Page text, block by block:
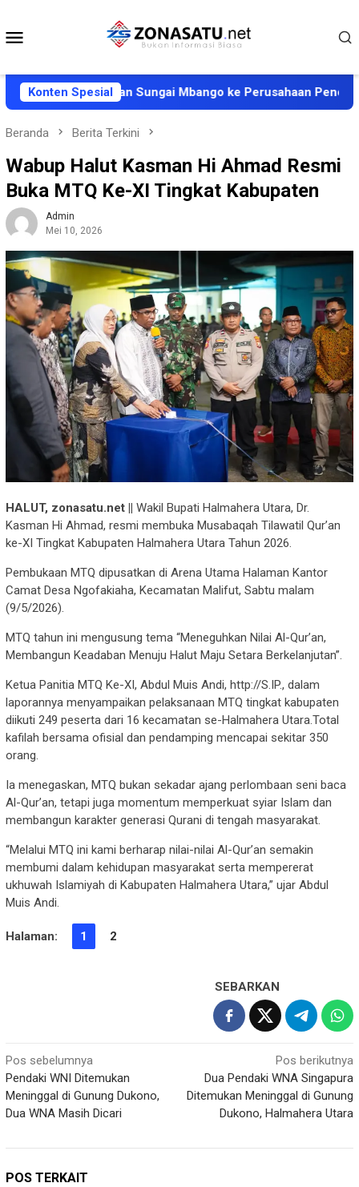
konten
Konten Spesial
dan Perbaikan Sungai Mbango ke Perusahaan Pencemar
Beranda Berita Terkini
Wabup Halut Kasman Hi Ahmad Resmi
Buka MTQ Ke-XI Tingkat Kabupaten
Admin
Mei 10, 2026
HALUT, zonasatu.net ||
Wakil Bupati Halmahera Utara, Dr.
Kasman Hi Ahmad, resmi membuka Musabaqah Tilawatil Qur’an
ke-XI Tingkat Kabupaten Halmahera Utara Tahun 2026.
Pembukaan MTQ dipusatkan di Arena Utama Halaman Kantor
Camat Desa Ngofakiaha, Kecamatan Malifut, Sabtu malam
(9/5/2026).
MTQ tahun ini mengusung tema “Meneguhkan Nilai Al-Qur’an,
Membangun Keadaban Menuju Halut Maju Setara Berkelanjutan”.
Ketua Panitia MTQ Ke-XI, Abdul Muis Andi, http://S.IP., dalam
laporannya menyampaikan pelaksanaan MTQ tingkat kabupaten
diikuti 249 peserta dari 16 kecamatan se-Halmahera Utara.Total
kafilah bersama ofisial dan pendamping mencapai sekitar 350
orang.
Ia menegaskan, MTQ bukan sekadar ajang perlombaan seni baca
Al-Qur’an, tetapi juga momentum memperkuat syiar Islam dan
membangun karakter generasi Qurani di tengah masyarakat.
“Melalui MTQ ini kami berharap nilai-nilai Al-Qur’an semakin
membumi dalam kehidupan masyarakat serta mempererat
ukhuwah Islamiyah di Kabupaten Halmahera Utara,” ujar Abdul
Muis Andi.
Halaman: 1 2
SEBARKAN
Navigasi
pos
Pos sebelumnya
Pendaki WNI Ditemukan
Meninggal di Gunung Dukono,
Dua WNA Masih Dicari
Pos berikutnya
Dua Pendaki WNA Singapura
Ditemukan Meninggal di Gunung
Dukono, Halmahera Utara
POS TERKAIT